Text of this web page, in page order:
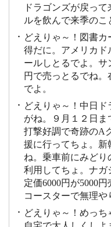
ドラゴンズが戻っ
ルを飲んで来季のこ
どえりゃ～！図書カ
得だに。アメリカド
ールしとるでよ。サ
円で売っとるでね。
でよ。
どえりゃ～！中日
がね。９月１２日ま
打撃好調で奇跡のA
援に行ってちょ。新
ね。乗車前にみどり
利用してちょ。ナガ
定価6000円が5000
コースターで無理や
どえりゃ～！めっち